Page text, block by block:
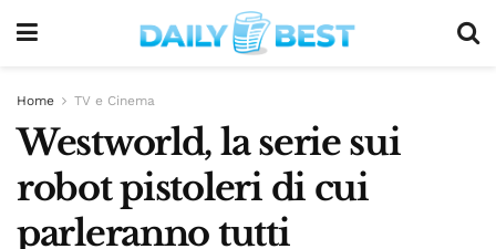
Home TV e Cinema
Westworld, la serie sui
robot pistoleri di cui
parleranno tutti